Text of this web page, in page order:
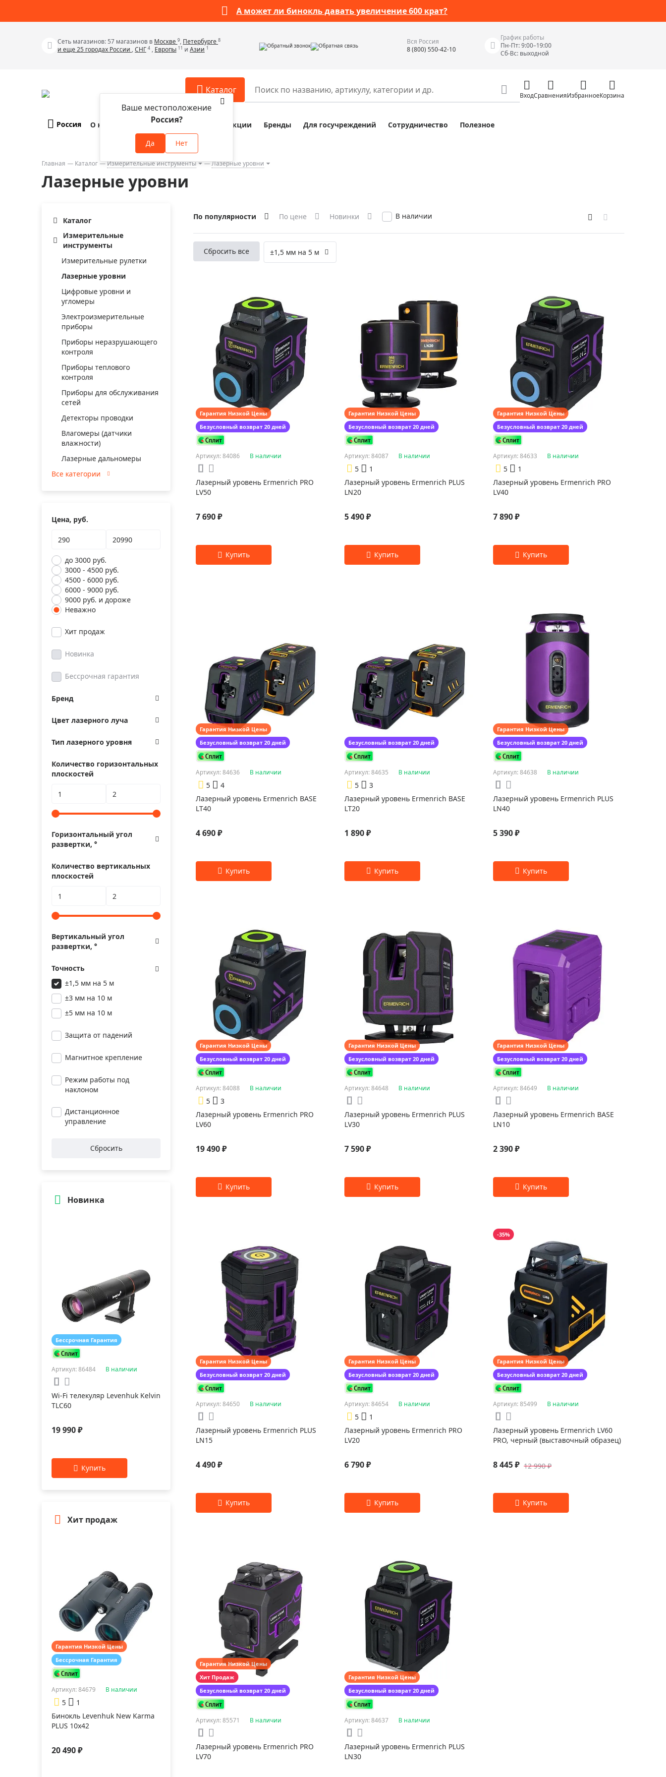
А может ли бинокль давать увеличение 600 крат?
Сеть магазинов: 57 магазинов в Москве 9, Петербурге 8
и еще 25 городах России ,СНГ 4 , Европы 11 и Азии 1 Обратный звонок Обратная связь
Вся Россия
8 (800) 550-42-10
График работы
Пн-Пт: 9:00–19:00
Сб-Вс: выходной
Каталог
Телескопы
Бинокли
Зрительные трубы
Монокуляры
Приборы ночного видения
Прицелы
Фотогаджеты
Метеостанции, барометры, часы
Discovery (Дискавери)
Оптика для детей Levenhuk LabZZ
Астропланетарии
Подарки
Хиты продаж
Акции
Аксессуары для микроскопов
видения
Распродажа
Распродажа выставочных образцов
Разное
Глобусы интерактивные
Карты, постеры, литература
Фонари
Элементы питания, карты памяти
Фотоловушки
Экшн-камеры
Фотооборудование
Мерч
Измерительные инструменты
Измерители параметров окружающей
Термометры кулинарные (термощупы)
Видеоэндоскопы
Курвиметры
Тестеры качества воды
Нивелиры оптические
Металлоискатели
Теодолиты
Прочее
ВходСравненияИзбранноеКорзина
Россия
Ваше местоположение
Россия?
Да Нет
О компании Оплата и доставка Акции Бренды Для госучреждений Сотрудничество Полезное
Главная Каталог Измерительные инструменты Лазерные уровни
Лазерные уровни
Каталог
Измерительные
инструменты
Измерительные рулетки
Лазерные уровни
Цифровые уровни и
угломеры
Электроизмерительные
приборы
Приборы неразрушающего
контроля
Приборы теплового
контроля
Приборы для обслуживания
сетей
Детекторы проводки
Влагомеры (датчики
влажности)
Лазерные дальномеры
Все категории
Цена, руб.
до 3000 руб.
3000 - 4500 руб.
4500 - 6000 руб.
6000 - 9000 руб.
9000 руб. и дороже
Неважно
Хит продаж
Новинка
Бессрочная гарантия
Бренд
Цвет лазерного луча
Тип лазерного уровня
Количество горизонтальных
плоскостей
Горизонтальный угол
развертки, °
Количество вертикальных
плоскостей
Вертикальный угол
развертки, °
Точность
±1,5 мм на 5 м
±3 мм на 10 м
±5 мм на 10 м
Защита от падений
Магнитное крепление
Режим работы под
наклоном
Дистанционное
управление
Сбросить
Новинка
Бессрочная Гарантия
Артикул: 86484 В наличии
Wi-Fi телекуляр Levenhuk Kelvin
TLC60
19 990 ₽
Хит продаж
Гарантия Низкой Цены
Бессрочная Гарантия
Артикул: 84679 В наличии
5
1
Бинокль Levenhuk New Karma
PLUS 10x42
20 490 ₽
По популярности По цене Новинки В наличии
Сбросить все ±1,5 мм на 5 м
Гарантия Низкой Цены
Безусловный возврат 20 дней
Артикул: 84086 В наличии
Лазерный уровень Ermenrich PRO
LV50
7 690 ₽
Гарантия Низкой Цены
Безусловный возврат 20 дней
Артикул: 84087 В наличии
5
1
Лазерный уровень Ermenrich PLUS
LN20
5 490 ₽
Гарантия Низкой Цены
Безусловный возврат 20 дней
Артикул: 84633 В наличии
5
1
Лазерный уровень Ermenrich PRO
LV40
7 890 ₽
Гарантия Низкой Цены
Безусловный возврат 20 дней
Артикул: 84636 В наличии
5
4
Лазерный уровень Ermenrich BASE
LT40
4 690 ₽
Безусловный возврат 20 дней
Артикул: 84635 В наличии
5
3
Лазерный уровень Ermenrich BASE
LT20
1 890 ₽
Гарантия Низкой Цены
Безусловный возврат 20 дней
Артикул: 84638 В наличии
Лазерный уровень Ermenrich PLUS
LN40
5 390 ₽
Гарантия Низкой Цены
Безусловный возврат 20 дней
Артикул: 84088 В наличии
5
3
Лазерный уровень Ermenrich PRO
LV60
19 490 ₽
Гарантия Низкой Цены
Безусловный возврат 20 дней
Артикул: 84648 В наличии
Лазерный уровень Ermenrich PLUS
LV30
7 590 ₽
Гарантия Низкой Цены
Безусловный возврат 20 дней
Артикул: 84649 В наличии
Лазерный уровень Ermenrich BASE
LN10
2 390 ₽
Гарантия Низкой Цены
Безусловный возврат 20 дней
Артикул: 84650 В наличии
Лазерный уровень Ermenrich PLUS
LN15
4 490 ₽
Гарантия Низкой Цены
Безусловный возврат 20 дней
Артикул: 84654 В наличии
5
1
Лазерный уровень Ermenrich PRO
LV20
6 790 ₽
-35%
Гарантия Низкой Цены
Безусловный возврат 20 дней
Артикул: 85499 В наличии
Лазерный уровень Ermenrich LV60
PRO, черный (выставочный образец)
8 445 ₽ 12 990 ₽
Гарантия Низкой Цены
Хит Продаж
Безусловный возврат 20 дней
Артикул: 85571 В наличии
Лазерный уровень Ermenrich PRO
LV70
Гарантия Низкой Цены
Безусловный возврат 20 дней
Артикул: 84637 В наличии
Лазерный уровень Ermenrich PLUS
LN30